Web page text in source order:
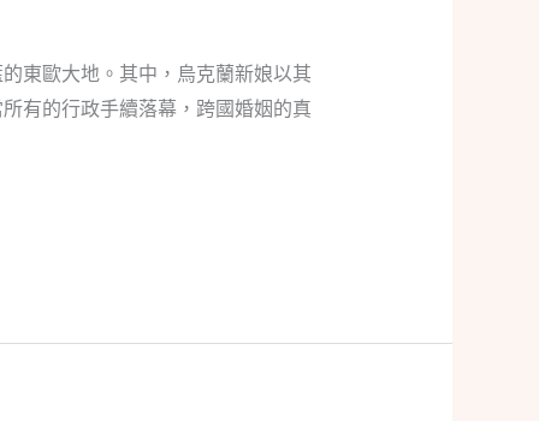
東歐大地。其中，烏克蘭新娘以其
有的行政手續落幕，跨國婚姻的真